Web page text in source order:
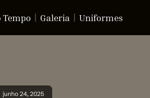
Tempo Galeria Uniformes
junho 24, 2025